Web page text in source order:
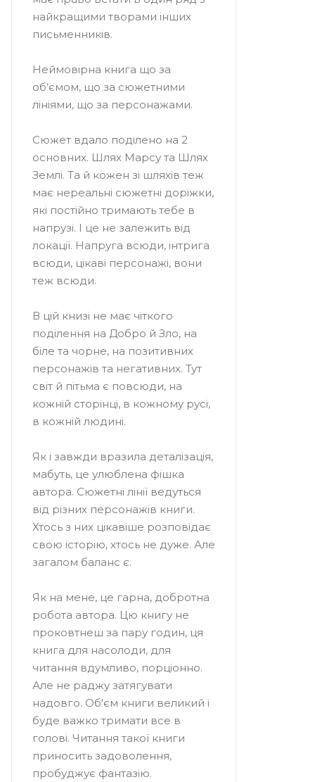
найкращими творами інших
письменників.
Неймовірна книга що за
об’ємом, що за сюжетними
лініями, що за персонажами.
Сюжет вдало поділено на 2
основних. Шлях Марсу та Шлях
Землі. Та й кожен зі шляхів теж
має нереальні сюжетні доріжки,
які постійно тримають тебе в
напрузі. І це не залежить від
локації. Напруга всюди, інтрига
всюди, цікаві персонажі, вони
теж всюди.
В цій книзі не має чіткого
поділення на Добро й Зло, на
біле та чорне, на позитивних
персонажів та негативних. Тут
світ й пітьма є повсюди, на
кожній сторінці, в кожному русі,
в кожній людині.
Як і завжди вразила деталізація,
мабуть, це улюблена фішка
автора. Сюжетні лінії ведуться
від різних персонажів книги.
Хтось з них цікавіше розповідає
свою історію, хтось не дуже. Але
загалом баланс є.
Як на мене, це гарна, добротна
робота автора. Цю книгу не
проковтнеш за пару годин, ця
книга для насолоди, для
читання вдумливо, порціонно.
Але не раджу затягувати
надовго. Об'єм книги великий і
буде важко тримати все в
голові. Читання такої книги
приносить задоволення,
пробуджує фантазію.